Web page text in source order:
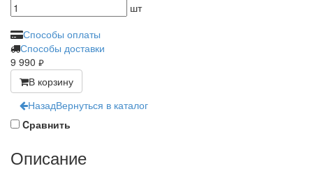
шт
Способы оплаты
Способы доставки
9 990 руб.
В корзину
НазадВернуться в каталог
Cравнить
Описание